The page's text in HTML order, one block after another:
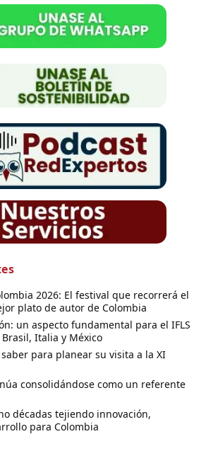
2026: El festival que recorrerá el
plato de autor de Colombia
un aspecto fundamental para el IFLS
Italia y México
para planear su visita a la XI
consolidándose como un referente
décadas tejiendo innovación,
para Colombia